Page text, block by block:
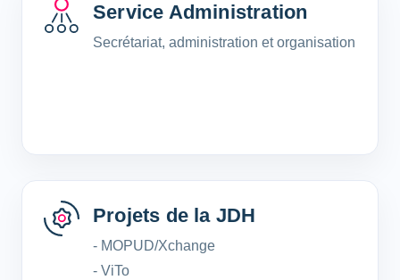
Service Administration
Secrétariat, administration et organisation
Projets de la JDH
- MOPUD/Xchange
- ViTo